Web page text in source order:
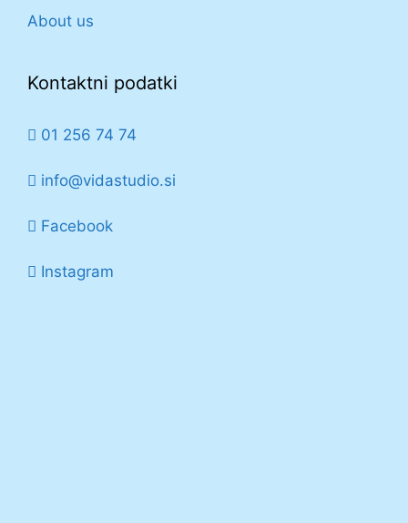
About us
Kontaktni podatki
01 256 74 74
info@vidastudio.si
Facebook
Instagram